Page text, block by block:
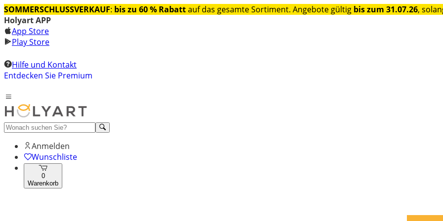
SOMMERSCHLUSSVERKAUF: bis zu 60 % Rabattauf das gesamte Sortiment. Angebote gültig bis zum 31.07.26,
Holyart APP
App Store
Play Store
Hilfe und Kontakt
Entdecken Sie Premium
Anmelden
Wunschliste
0
Warenkorb